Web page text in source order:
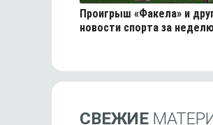
Проигрыш «Факела» и
новости спорта за неделю
СВЕЖИЕ